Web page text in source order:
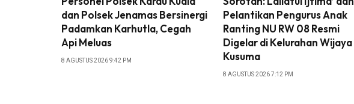
dan Polsek Jenamas Bersinergi
Padamkan Karhutla, Cegah
Api Meluas
8 AGUSTUS 2026 9:42 PM
Pelantikan Pengurus Anak
Ranting NU RW 08 Resmi
Digelar di Kelurahan Wijaya
Kusuma
8 AGUSTUS 2026 7:12 PM